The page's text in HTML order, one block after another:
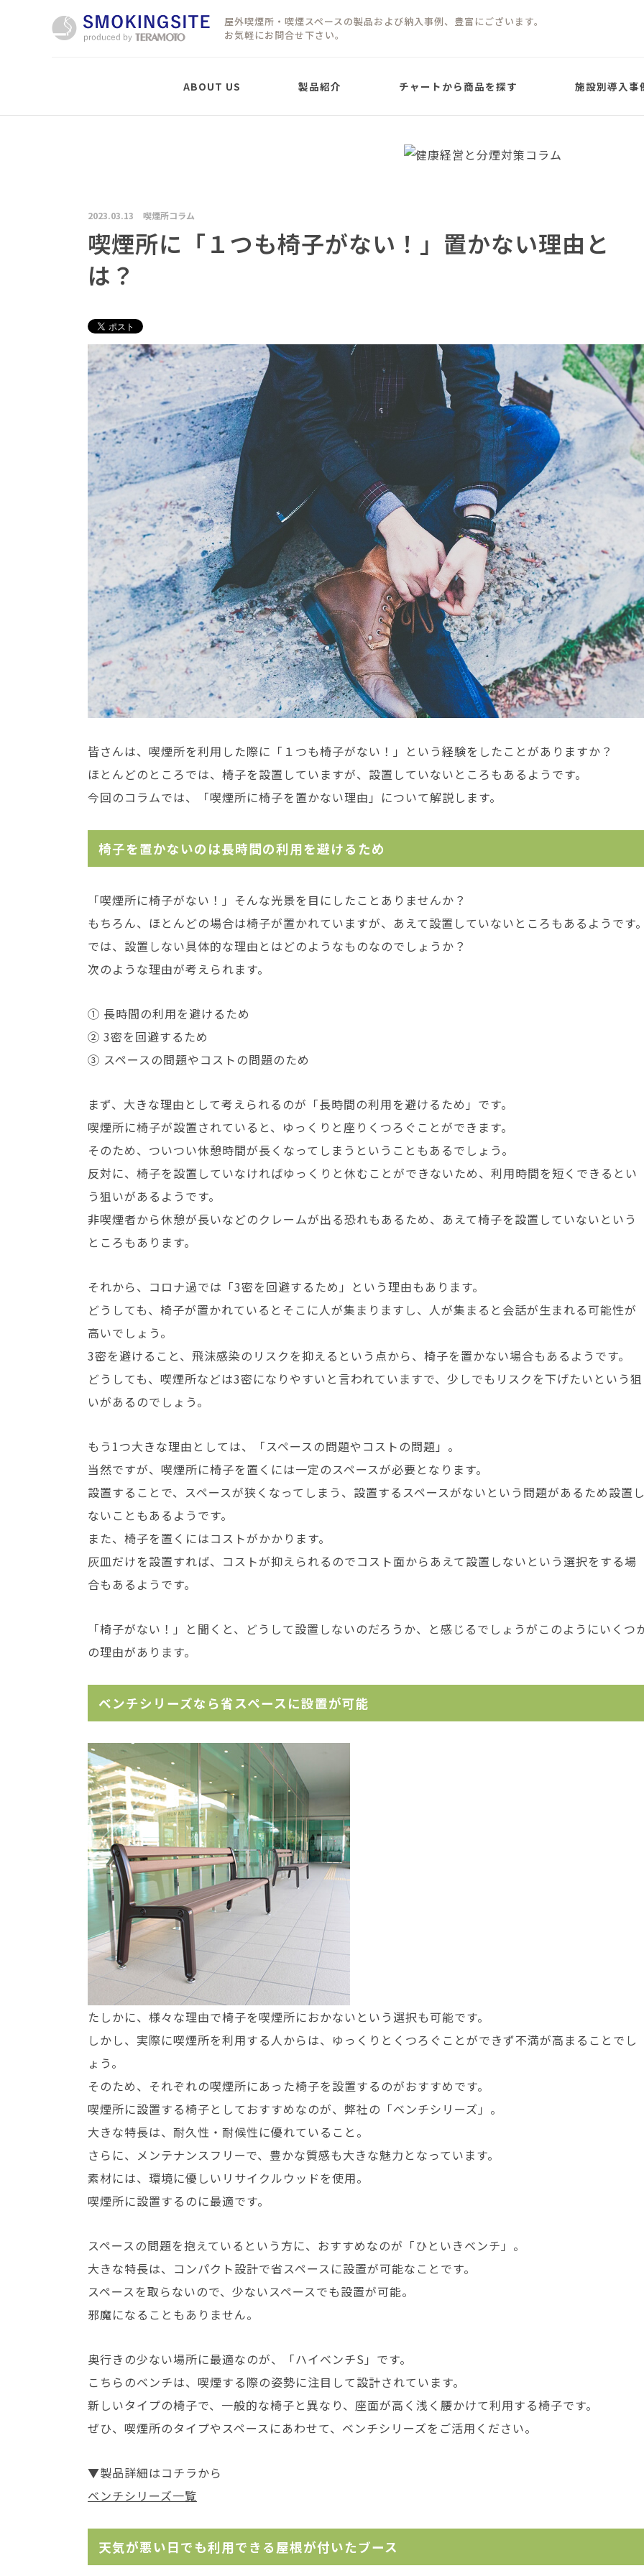
屋外喫煙所・喫煙スペースの製品および納入事例、豊富にございます。
お気軽にお問合せ下さい。
ABOUT US 製品紹介 チャートから商品を探す 施設別導入事
製品紹介
屋外移動式パーテーシ
ョン
SMOKING PARTITION
PARTITION PANEL TYPE
り)
PARTITION
屋根ありタイプ
LTX
屋外喫煙所「その他」
キャビン
CABIN OTHER
2023.03.13 喫煙所コラム
喫煙所に「１つも椅子がない！」置かない理由と
は？
皆さんは、喫煙所を利用した際に「１つも椅子がない！」という経験をしたことがありますか？
ほとんどのところでは、椅子を設置していますが、設置していないところもあるようです。
今回のコラムでは、「喫煙所に椅子を置かない理由」について解説します。
椅子を置かないのは長時間の利用を避けるため
「喫煙所に椅子がない！」そんな光景を目にしたことありませんか？
もちろん、ほとんどの場合は椅子が置かれていますが、あえて設置していないところもあるようです
では、設置しない具体的な理由とはどのようなものなのでしょうか？
次のような理由が考えられます。
① 長時間の利用を避けるため
② 3密を回避するため
③ スペースの問題やコストの問題のため
まず、大きな理由として考えられるのが「長時間の利用を避けるため」です。
喫煙所に椅子が設置されていると、ゆっくりと座りくつろぐことができます。
そのため、ついつい休憩時間が長くなってしまうということもあるでしょう。
反対に、椅子を設置していなければゆっくりと休むことができないため、利用時間を短くできるとい
う狙いがあるようです。
非喫煙者から休憩が長いなどのクレームが出る恐れもあるため、あえて椅子を設置していないという
ところもあります。
それから、コロナ過では「3密を回避するため」という理由もあります。
どうしても、椅子が置かれているとそこに人が集まりますし、人が集まると会話が生まれる可能性が
高いでしょう。
3密を避けること、飛沫感染のリスクを抑えるという点から、椅子を置かない場合もあるようです。
どうしても、喫煙所などは3密になりやすいと言われていますで、少しでもリスクを下げたいという狙
いがあるのでしょう。
もう1つ大きな理由としては、「スペースの問題やコストの問題」。
当然ですが、喫煙所に椅子を置くには一定のスペースが必要となります。
設置することで、スペースが狭くなってしまう、設置するスペースがないという問題があるため設置
ないこともあるようです。
また、椅子を置くにはコストがかかります。
灰皿だけを設置すれば、コストが抑えられるのでコスト面からあえて設置しないという選択をする場
合もあるようです。
「椅子がない！」と聞くと、どうして設置しないのだろうか、と感じるでしょうがこのようにいくつ
の理由があります。
ベンチシリーズなら省スペースに設置が可能
たしかに、様々な理由で椅子を喫煙所におかないという選択も可能です。
しかし、実際に喫煙所を利用する人からは、ゆっくりとくつろぐことができず不満が高まることでし
ょう。
そのため、それぞれの喫煙所にあった椅子を設置するのがおすすめです。
喫煙所に設置する椅子としておすすめなのが、弊社の「ベンチシリーズ」。
大きな特長は、耐久性・耐候性に優れていること。
さらに、メンテナンスフリーで、豊かな質感も大きな魅力となっています。
素材には、環境に優しいリサイクルウッドを使用。
喫煙所に設置するのに最適です。
スペースの問題を抱えているという方に、おすすめなのが「ひといきベンチ」。
大きな特長は、コンパクト設計で省スペースに設置が可能なことです。
スペースを取らないので、少ないスペースでも設置が可能。
邪魔になることもありません。
奥行きの少ない場所に最適なのが、「ハイベンチS」です。
こちらのベンチは、喫煙する際の姿勢に注目して設計されています。
新しいタイプの椅子で、一般的な椅子と異なり、座面が高く浅く腰かけて利用する椅子です。
ぜひ、喫煙所のタイプやスペースにあわせて、ベンチシリーズをご活用ください。
▼製品詳細はコチラから
ベンチシリーズ一覧
天気が悪い日でも利用できる屋根が付いたブース